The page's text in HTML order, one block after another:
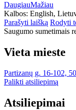
DaugiauMažiau
Kalbos: English,
Parašyti laišką Rodyti
Saugumo sumetimais
Vieta mieste
Partizanų g. 16-102,
Palikti atsiliepimą
Atsiliepimai